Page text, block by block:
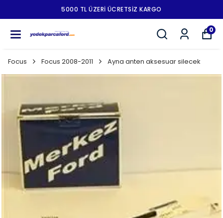
5000 TL ÜZERI ÜCRETSIZ KARGO
0
Focus Focus 2008-2011 Ayna anten aksesuar silecek